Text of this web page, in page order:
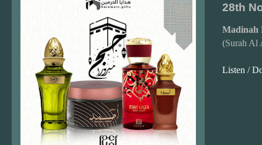
28th
Madinah
(Surah Al
Listen /